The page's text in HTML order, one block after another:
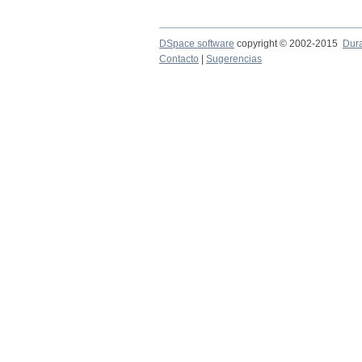
DSpace software copyright © 2002-2015
Contacto
Sugerencias